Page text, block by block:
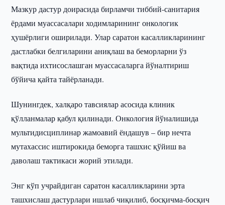
Мазкур дастур доирасида бирламчи тиббий-санитария
ёрдами муассасалари ходимларининг онкологик
ҳушёрлиги оширилади. Улар саратон касалликларининг
дастлабки белгиларини аниқлаш ва беморларни ўз
вақтида ихтисослашган муассасаларга йўналтириш
бўйича қайта тайёрланади.
Шунингдек, халқаро тавсиялар асосида клиник
қўлланмалар қабул қилинади. Онкология йўналишида
мультидисциплинар жамоавий ёндашув – бир нечта
мутахассис иштирокида беморга ташхис қўйиш ва
даволаш тактикаси жорий этилади.
Энг кўп учрайдиган саратон касалликларини эрта
ташхислаш дастурлари ишлаб чиқилиб, босқичма-босқич